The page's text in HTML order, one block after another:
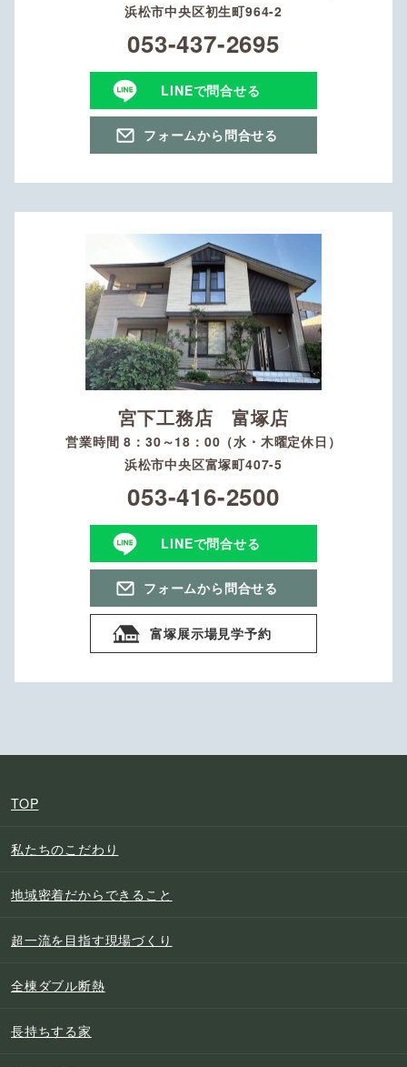
浜松市中央区初生町964-2
053-437-2695
LINEで問合せる
フォームから問合せる
宮下工務店 富塚店
営業時間 8：30～18：00（水・木曜定休日）
浜松市中央区富塚町407-5
053-416-2500
LINEで問合せる
フォームから問合せる
富塚展示場見学予約
TOP
私たちのこだわり
地域密着だからできること
超一流を目指す現場づくり
全棟ダブル断熱
長持ちする家